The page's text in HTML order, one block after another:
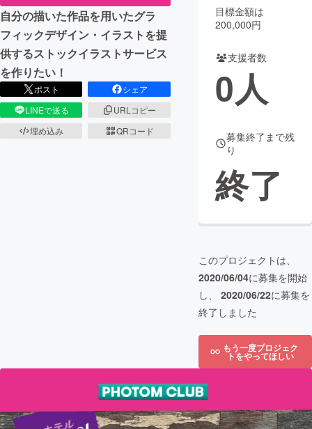
ビジネス・起業 チャレンジ
まちづくり・地域活性化
CAMPFIRE for Social Good
CAMPFIRE Creation
CAMPFIREふるさと納税
自分の描いた作品を用いたグラ
フィックデザイン・イラストを提
供するストックイラストサービス
を作りたい！
ポスト
シェア
LINEで送る
URLコピー
埋め込み
QRコード
目標金額は
200,000円
支援者数
0人
募集終了まで残
り
終了
このプロジェクトは、
2020/06/04に募集を開始
し、 2020/06/22に募集を
終了しました
もう一度プロジェク
トをやってほしい